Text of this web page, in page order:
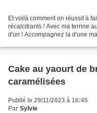
Et voilà comment on réussit à
récalcitrants ! Avec ma terrine
d'un ! Accompagnez la d'une
Cake au yaourt de
caramélisées
Publié le 29/11/2023 à 16:45
Par Sylvie